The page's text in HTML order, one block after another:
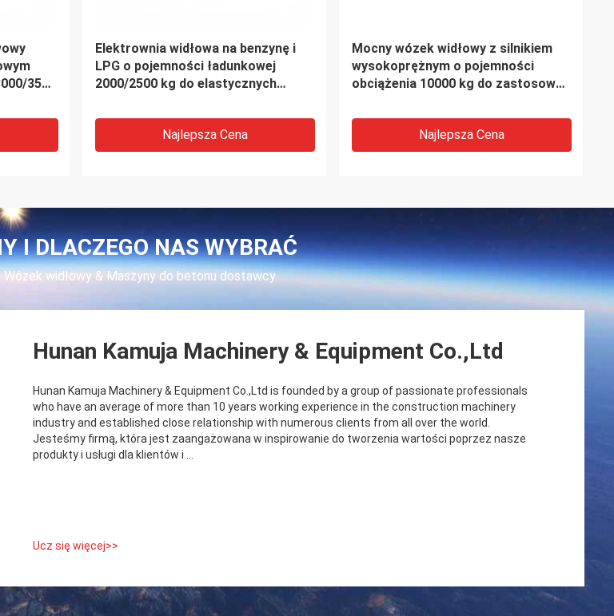
3500
Elektrownia widłowa na benzynę i
LPG o pojemności ładunkowej
2000/2500 kg do elastycznych
Najlepsza Cena
Mocny wózek widłowy z silnikiem
wysokoprężnym o pojemności
obciążenia 10000 kg do zastosowań
Najlepsza Cena
I DLACZEGO NAS WYBRAĆ
Wózek widłowy & Maszyny do betonu dostawcy
Hunan Kamuja Machinery & Equipment Co.,Ltd
Hunan Kamuja Machinery & Equipment Co.,Ltd is founded by a group of passionate professionals
who have an average of more than 10 years working experience in the construction machinery
industry and established close relationship with numerous clients from all over the world.
Jesteśmy firmą, która jest zaangażowana w inspirowanie do tworzenia wartości poprzez nasze
produkty i usługi dla klientów i ...
Ucz się więcej>>